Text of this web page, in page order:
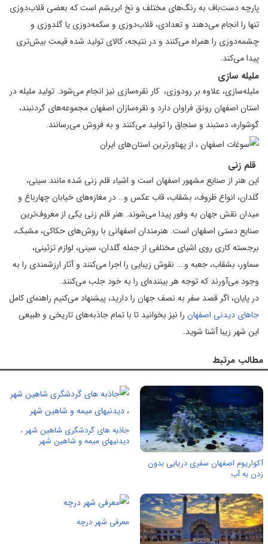
پارچه دست‌باف به رنگ‌هاى مختلف و نخ ابریشم است که بعضى قلاب‌دوزی
تنها را انجام مى‌دهند و تعدادى، ‌قلاب‌دوزى و سکمه‌دوزى یا گلدوزى و
چشمه‌دوزى را همراه مى‌کنند و در نتیجه، کالاى تولید شده قیمت بیش‌ترى
پیدا مى‌کند.
ملیله سازی
ملیله‌سازى، علاوه بر رودوزى، ‌ کار نقره‌سازى نیز انجام مى‌شود. تولید ملیله در
استان اصفهان رونق فراوان دارد و نقره‌سازان اصفهان مجموعه‌هاى گردنبند،
گوشواره، دستبند و سنجاق را تولید می‌کنند و به فروش مى‌رسانند.
قلم زنی
این هنر از صنایع مشهور اصفهان است و اشیاء قلم زنی شده مانند سینی،
گلدان، انواع ظروف، بشقاب، قاب عکس و… در مغازه‌های خیابان چهارباغ و
میدان نقش جهان به وفور پیدا می‌شوند. هنر قلم زنی یکی از معروف‌ترین
صنایع دستی اصفهان است. هنرمندان اصفهانی با روش‌های حکاکی، مشبک،
برجسته کاری روی اشیای مختلفی از جمله گلدان، سینی، لوازم تزئینی،
سماور، بشقاب، جعبه و…. نقوش زیبایی را اجرا می‌کنند و آثار ارزشمندی را به
وجود می‌آورند که توجه هر بیننده‌ای را به خود جلب می‌کنند.
در پایان، اگر قصد سفر به نصف جهان را دارید، پیشنهاد می‌کنیم راهنمای کامل
جاهای دیدنی اصفهان را نیز بخوانید تا با تمام جاذبه‌های تاریخی و طبیعی
این شهر زیبا آشنا شوید.
مطالب مرتبط
آکواریوم اصفهان سفری دریایی بدون
زدن به آب
جاذبه های گردشگری شاهین شهر ،
دیدنیهای میمه و شاهین شهر
معرفی شهر درچه